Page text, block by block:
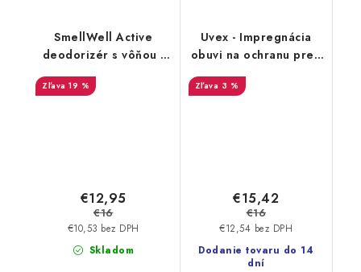
SmellWell Active
deodorizér s vôňou -
19 %
Skladom
€10,53 bez DPH
€12,95
€16
Uvex - Impregnácia
obuvi na ochranu pred
škvrnami 100 ml
3 %
Dodanie tovaru do 14
dní
€12,54 bez DPH
€15,42
€16